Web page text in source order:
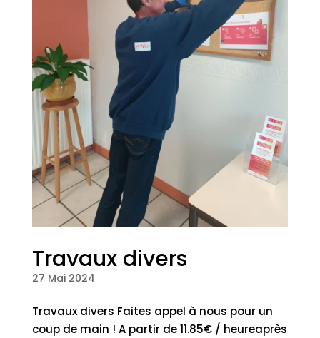
Travaux divers
27 Mai 2024
Travaux divers Faites appel à nous pour un
coup de main ! A partir de 11.85€ / heureaprès